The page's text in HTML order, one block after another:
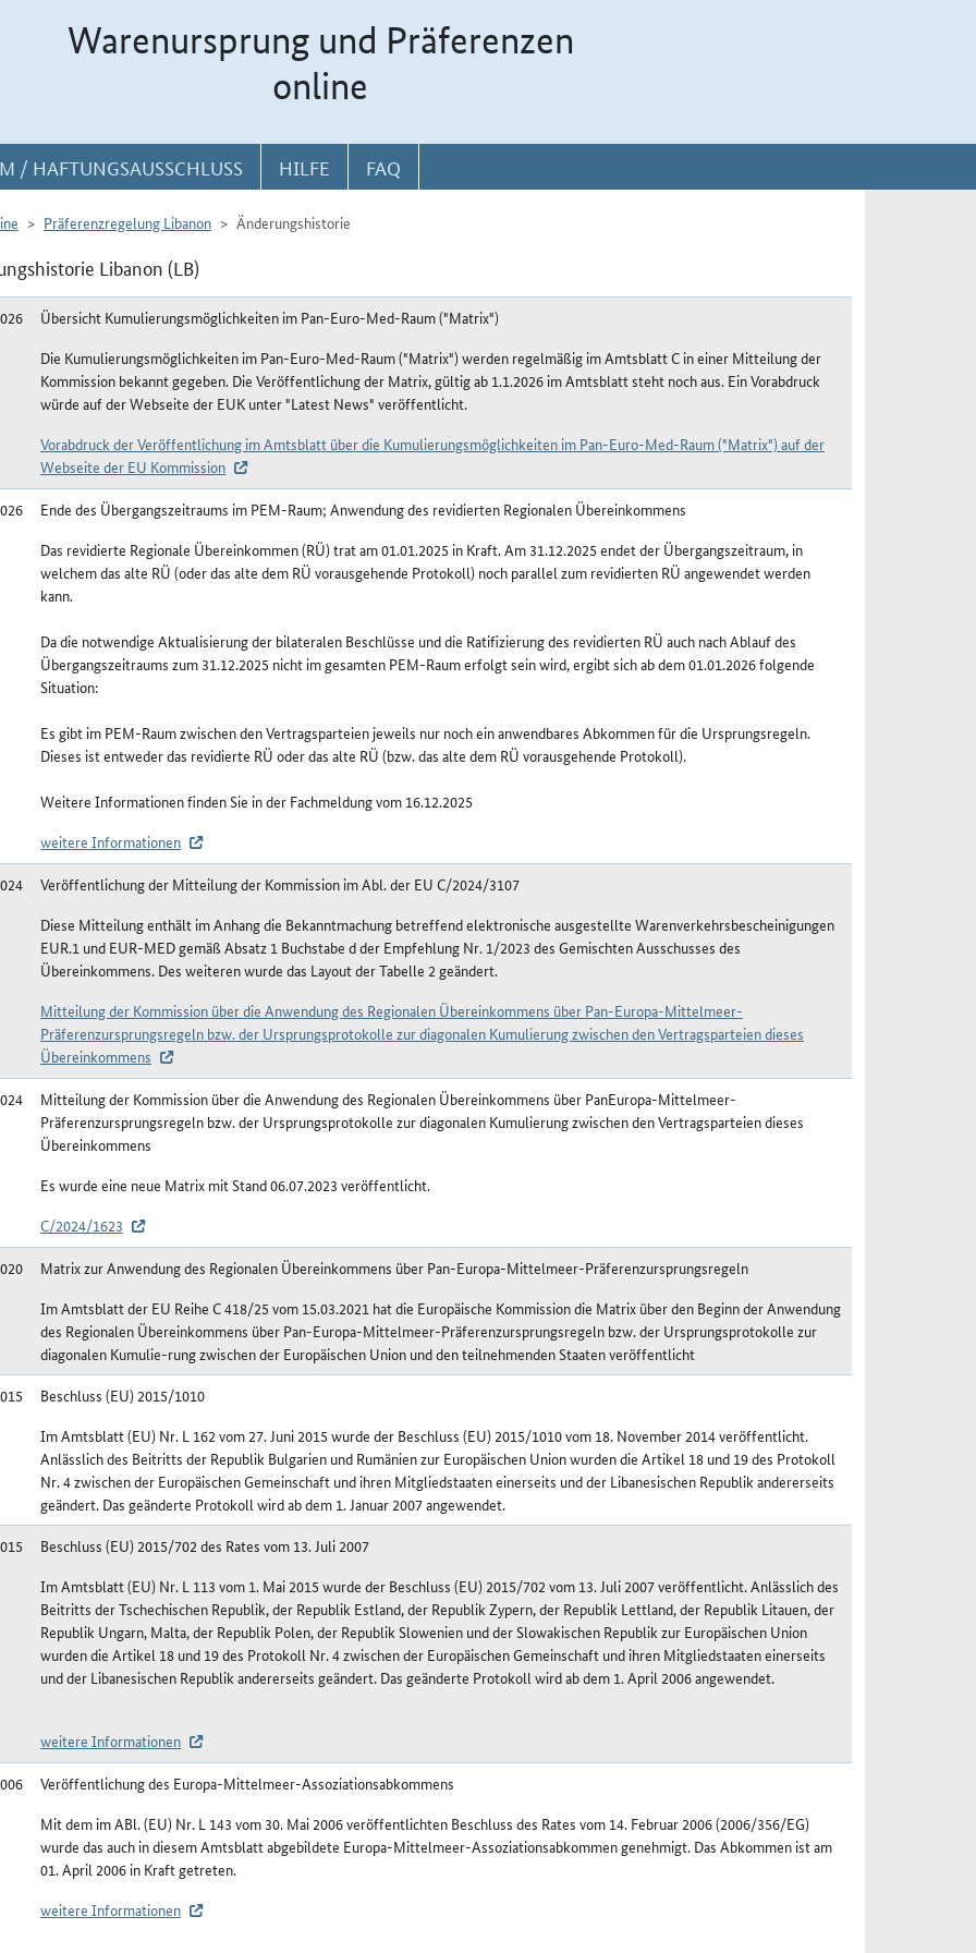
Warenursprung und Präferenzen
online
/ HAFTUNGSAUSSCHLUSS HILFE FAQ
Präferenzregelung Libanon Änderungshistorie
Libanon (LB)
Übersicht Kumulierungsmöglichkeiten im Pan-Euro-Med-Raum ("Matrix")
Die Kumulierungsmöglichkeiten im Pan-Euro-Med-Raum ("Matrix") werden regelmäßig im Amtsblatt C in einer Mitteilung der
Kommission bekannt gegeben. Die Veröffentlichung der Matrix, gültig ab 1.1.2026 im Amtsblatt steht noch aus. Ein Vorabdruck
würde auf der Webseite der EUK unter "Latest News" veröffentlicht.
Vorabdruck der Veröffentlichung im Amtsblatt über die Kumulierungsmöglichkeiten im Pan-Euro-Med-Raum ("Matrix") auf der
Webseite der EU Kommission
Ende des Übergangszeitraums im PEM-Raum; Anwendung des revidierten Regionalen Übereinkommens
Das revidierte Regionale Übereinkommen (RÜ) trat am 01.01.2025 in Kraft. Am 31.12.2025 endet der Übergangszeitraum, in
welchem das alte RÜ (oder das alte dem RÜ vorausgehende Protokoll) noch parallel zum revidierten RÜ angewendet werden
kann.
Da die notwendige Aktualisierung der bilateralen Beschlüsse und die Ratifizierung des revidierten RÜ auch nach Ablauf des
Übergangszeitraums zum 31.12.2025 nicht im gesamten PEM-Raum erfolgt sein wird, ergibt sich ab dem 01.01.2026 folgende
Situation:
Es gibt im PEM-Raum zwischen den Vertragsparteien jeweils nur noch ein anwendbares Abkommen für die Ursprungsregeln.
Dieses ist entweder das revidierte RÜ oder das alte RÜ (bzw. das alte dem RÜ vorausgehende Protokoll).
Weitere Informationen finden Sie in der Fachmeldung vom 16.12.2025
weitere Informationen
Veröffentlichung der Mitteilung der Kommission im Abl. der EU C/2024/3107
Diese Mitteilung enthält im Anhang die Bekanntmachung betreffend elektronische ausgestellte Warenverkehrsbescheinigungen
EUR.1 und EUR-MED gemäß Absatz 1 Buchstabe d der Empfehlung Nr. 1/2023 des Gemischten Ausschusses des
Übereinkommens. Des weiteren wurde das Layout der Tabelle 2 geändert.
Mitteilung der Kommission über die Anwendung des Regionalen Übereinkommens über Pan-Europa-Mittelmeer-
Präferenzursprungsregeln bzw. der Ursprungsprotokolle zur diagonalen Kumulierung zwischen den Vertragsparteien dieses
Übereinkommens
Mitteilung der Kommission über die Anwendung des Regionalen Übereinkommens über PanEuropa-Mittelmeer-
Präferenzursprungsregeln bzw. der Ursprungsprotokolle zur diagonalen Kumulierung zwischen den Vertragsparteien dieses
Übereinkommens
Es wurde eine neue Matrix mit Stand 06.07.2023 veröffentlicht.
C/2024/1623
Matrix zur Anwendung des Regionalen Übereinkommens über Pan-Europa-Mittelmeer-Präferenzursprungsregeln
Im Amtsblatt der EU Reihe C 418/25 vom 15.03.2021 hat die Europäische Kommission die Matrix über den Beginn der Anwendung
des Regionalen Übereinkommens über Pan-Europa-Mittelmeer-Präferenzursprungsregeln bzw. der Ursprungsprotokolle zur
diagonalen Kumulie-rung zwischen der Europäischen Union und den teilnehmenden Staaten veröffentlicht
Beschluss (EU) 2015/1010
Im Amtsblatt (EU) Nr. L 162 vom 27. Juni 2015 wurde der Beschluss (EU) 2015/1010 vom 18. November 2014 veröffentlicht.
Anlässlich des Beitritts der Republik Bulgarien und Rumänien zur Europäischen Union wurden die Artikel 18 und 19 des Protokoll
Nr. 4 zwischen der Europäischen Gemeinschaft und ihren Mitgliedstaaten einerseits und der Libanesischen Republik andererseits
geändert. Das geänderte Protokoll wird ab dem 1. Januar 2007 angewendet.
Beschluss (EU) 2015/702 des Rates vom 13. Juli 2007
Im Amtsblatt (EU) Nr. L 113 vom 1. Mai 2015 wurde der Beschluss (EU) 2015/702 vom 13. Juli 2007 veröffentlicht. Anlässlich des
Beitritts der Tschechischen Republik, der Republik Estland, der Republik Zypern, der Republik Lettland, der Republik Litauen, der
Republik Ungarn, Malta, der Republik Polen, der Republik Slowenien und der Slowakischen Republik zur Europäischen Union
wurden die Artikel 18 und 19 des Protokoll Nr. 4 zwischen der Europäischen Gemeinschaft und ihren Mitgliedstaaten einerseits
und der Libanesischen Republik andererseits geändert. Das geänderte Protokoll wird ab dem 1. April 2006 angewendet.
weitere Informationen
Veröffentlichung des Europa-Mittelmeer-Assoziationsabkommens
Mit dem im ABl. (EU) Nr. L 143 vom 30. Mai 2006 veröffentlichten Beschluss des Rates vom 14. Februar 2006 (2006/356/EG)
wurde das auch in diesem Amtsblatt abgebildete Europa-Mittelmeer-Assoziationsabkommen genehmigt. Das Abkommen ist am
01. April 2006 in Kraft getreten.
weitere Informationen